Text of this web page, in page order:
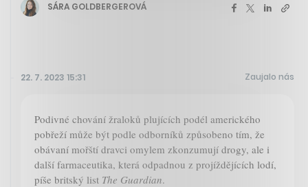
SÁRA GOLDBERGEROVÁ
22. 7. 2023 15:31 Zaujalo nás
Podivné chování žraloků plujících podél amerického
pobřeží může být podle odborníků způsobeno tím, že
obávaní mořští dravci omylem zkonzumují drogy, ale i
další farmaceutika, která odpadnou z projíždějících lodí,
píše britský list The Guardian.